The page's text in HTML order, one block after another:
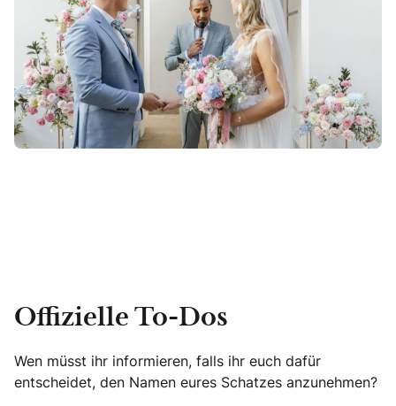
Offizielle To-Dos
Wen müsst ihr informieren, falls ihr euch dafür
entscheidet, den Namen eures Schatzes anzunehmen?